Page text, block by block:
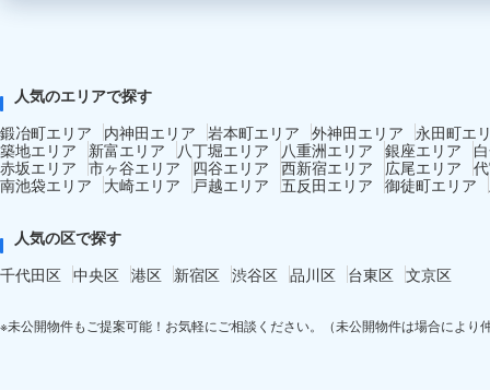
人気のエリアで探す
鍛冶町エリア
内神田エリア 岩本町エリア 外神田エリア
永田町エ
築地エリア
新富エリア 八丁堀エリア 八重洲エリア 銀座エリア
赤坂エリア 市ヶ谷エリア 四谷エリア 西新宿エリア 広尾エリア
南池袋エリア
大崎エリア 戸越エリア 五反田エリア 御徒町エリア
人気の区で探す
千代田区 中央区 港区 新宿区 渋谷区 品川区 台東区 文京区
※未公開物件もご提案可能！お気軽にご相談ください。（未公開物件は場合により